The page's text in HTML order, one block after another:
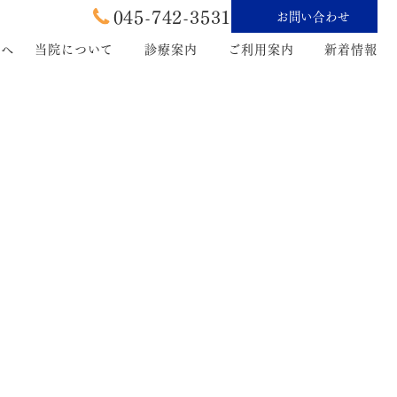
045-742-3531 お問い合わせ
当院について 診療案内 ご利用案内 新着情報